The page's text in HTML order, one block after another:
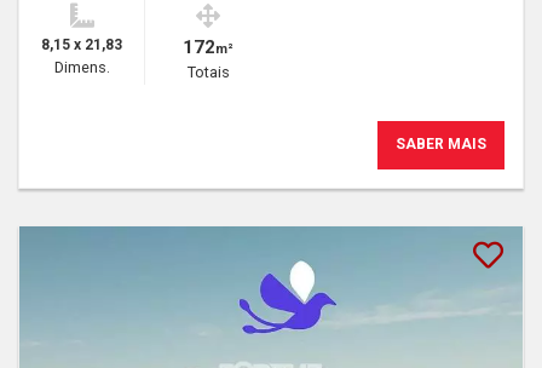
8,15 x 21,83
Dimens.
172m²
Totais
SABER MAIS